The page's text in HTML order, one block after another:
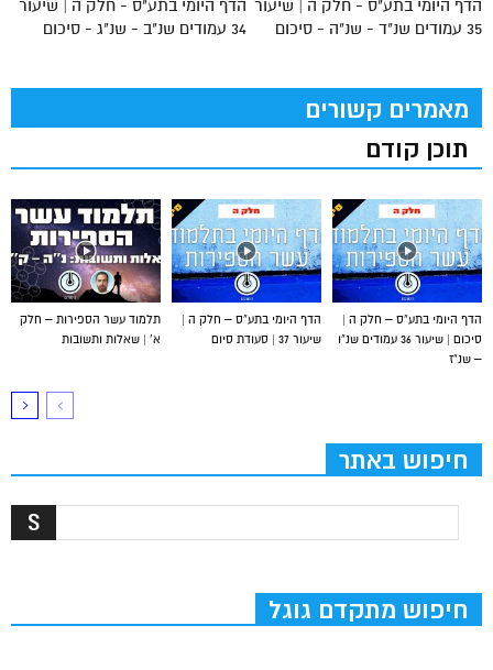
הדף היומי בתע"ס - חלק ה | שיעור
34 עמודים שנ"ב - שנ"ג - סיכום
הדף היומי בתע"ס - חלק ה | שיעור
35 עמודים שנ"ד - שנ"ה - סיכום
מאמרים קשורים
תוכן קודם
תלמוד עשר הספירות – חלק
א’ | שאלות ותשובות
הדף היומי בתע”ס – חלק ה |
שיעור 37 | סעודת סיום
הדף היומי בתע”ס – חלק ה |
סיכום | שיעור 36 עמודים שנ”ו
– שנ”ז
חיפוש באתר
חיפוש מתקדם גוגל